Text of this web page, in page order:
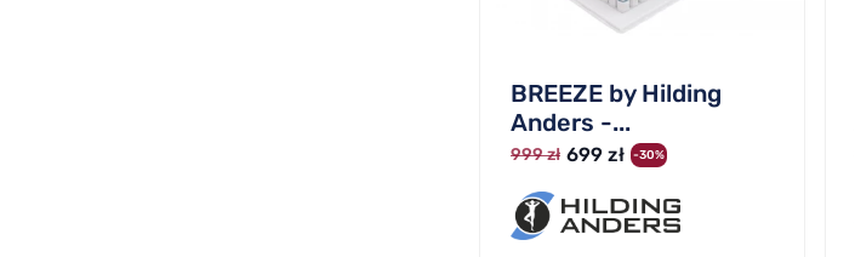
BREEZE by Hilding
Anders -...
999 zł 699 zł -30%